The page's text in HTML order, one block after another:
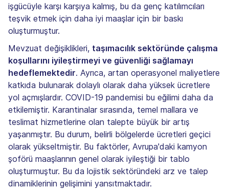
işgücüyle karşı karşıya kalmış, bu da genç katılımcıları
teşvik etmek için daha iyi maaşlar için bir baskı
oluşturmuştur.
Mevzuat değişiklikleri, taşımacılık sektöründe çalışma
koşullarını iyileştirmeyi ve güvenliği sağlamayı
hedeflemektedir. Ayrıca, artan operasyonel maliyetlere
katkıda bulunarak dolaylı olarak daha yüksek ücretlere
yol açmışlardır. COVID-19 pandemisi bu eğilimi daha da
etkilemiştir. Karantinalar sırasında, temel mallara ve
teslimat hizmetlerine olan talepte büyük bir artış
yaşanmıştır. Bu durum, belirli bölgelerde ücretleri geçici
olarak yükseltmiştir. Bu faktörler, Avrupa'daki kamyon
şoförü maaşlarının genel olarak iyileştiği bir tablo
oluşturmuştur. Bu da lojistik sektöründeki arz ve talep
dinamiklerinin gelişimini yansıtmaktadır.